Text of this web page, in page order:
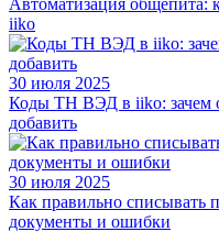
Автоматизация общепита:
iiko
30 июля 2025
Коды ТН ВЭД в iiko: зачем
добавить
30 июля 2025
Как правильно списывать
документы и ошибки